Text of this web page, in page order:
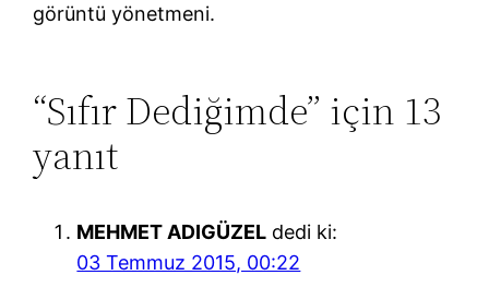
görüntü yönetmeni.
“Sıfır Dediğimde” için 13
yanıt
MEHMET ADIGÜZEL dedi ki:
03 Temmuz 2015, 00:22